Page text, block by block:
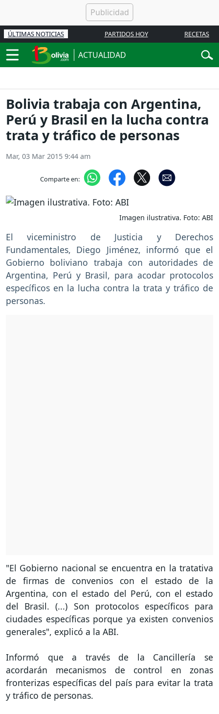
ÚLTIMAS NOTICIAS PARTIDOS HOY RECETAS
ACTUALIDAD
Bolivia trabaja con Argentina,
Perú y Brasil en la lucha contra
trata y tráfico de personas
Mar, 03 Mar 2015 9:44 am
Comparte en:
Imagen ilustrativa. Foto: ABI
El viceministro de Justicia y Derechos
Fundamentales, Diego Jiménez, informó que el
Gobierno boliviano trabaja con autoridades de
Argentina, Perú y Brasil, para acodar protocolos
específicos en la lucha contra la trata y tráfico de
personas.
"El Gobierno nacional se encuentra en la tratativa
de firmas de convenios con el estado de la
Argentina, con el estado del Perú, con el estado
del Brasil. (...) Son protocolos específicos para
ciudades específicas porque ya existen convenios
generales", explicó a la ABI.
Informó que a través de la Cancillería se
acordarán mecanismos de control en zonas
fronterizas específicas del país para evitar la trata
y tráfico de personas.